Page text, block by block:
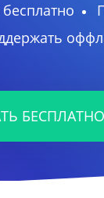
БЕСПЛАТНО